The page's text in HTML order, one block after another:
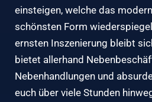
einsteigen, welche das
schönsten Form
ernsten Inszenierung bleibt
bietet allerhand
Nebenhandlungen und
euch über viele Stunden